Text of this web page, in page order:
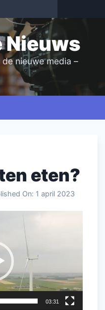
Nieuws
nieuwe media –
eten?
On: 1 april 2023
03:31